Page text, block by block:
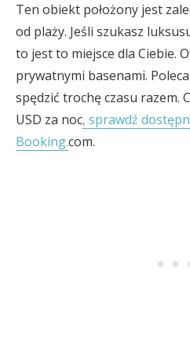
Ten obiekt położony jest
od plaży. Jeśli szukasz
to jest to miejsce dla Ciebie.
prywatnymi basenami.
spędzić trochę czasu razem.
USD za noc, sprawdź
Booking.com.